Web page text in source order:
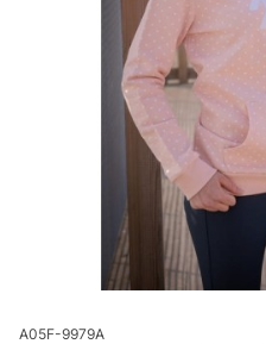
Kod produktu
A05F-9979A